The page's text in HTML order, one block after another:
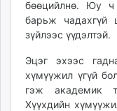
бөөцийлнө. Юу ч
барьж чадахгүй
зүйлээс үүдэлтэй.
Эцэг эхээс
хүмүүжил үгүй
гэж академик
Хүүхдийн